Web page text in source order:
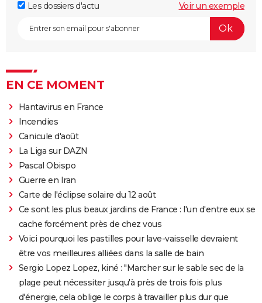
Les dossiers d'actu
Voir un exemple
EN CE MOMENT
Hantavirus en France
Incendies
Canicule d'août
La Liga sur DAZN
Pascal Obispo
Guerre en Iran
Carte de l'éclipse solaire du 12 août
Ce sont les plus beaux jardins de France : l'un d'entre eux se
cache forcément près de chez vous
Voici pourquoi les pastilles pour lave-vaisselle devraient
être vos meilleures alliées dans la salle de bain
Sergio Lopez Lopez, kiné : "Marcher sur le sable sec de la
plage peut nécessiter jusqu'à près de trois fois plus
d'énergie, cela oblige le corps à travailler plus dur que